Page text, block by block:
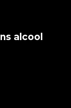
alcool